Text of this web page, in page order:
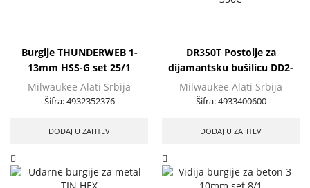
Burgije THUNDERWEB 1-
13mm HSS-G set 25/1
Milwaukee Alati Srbija
Šifra:4932352376
DODAJ U ZAHTEV
DR350T Postolje za
dijamantsku bušilicu DD2-
350C
Milwaukee Alati Srbija
Šifra:4933400600
DODAJ U ZAHTEV